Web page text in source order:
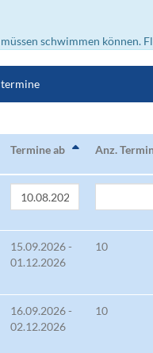
schwimmen können.
Termine ab Anz.
15.09.2026 -
01.12.2026
10
16.09.2026 -
02.12.2026
10